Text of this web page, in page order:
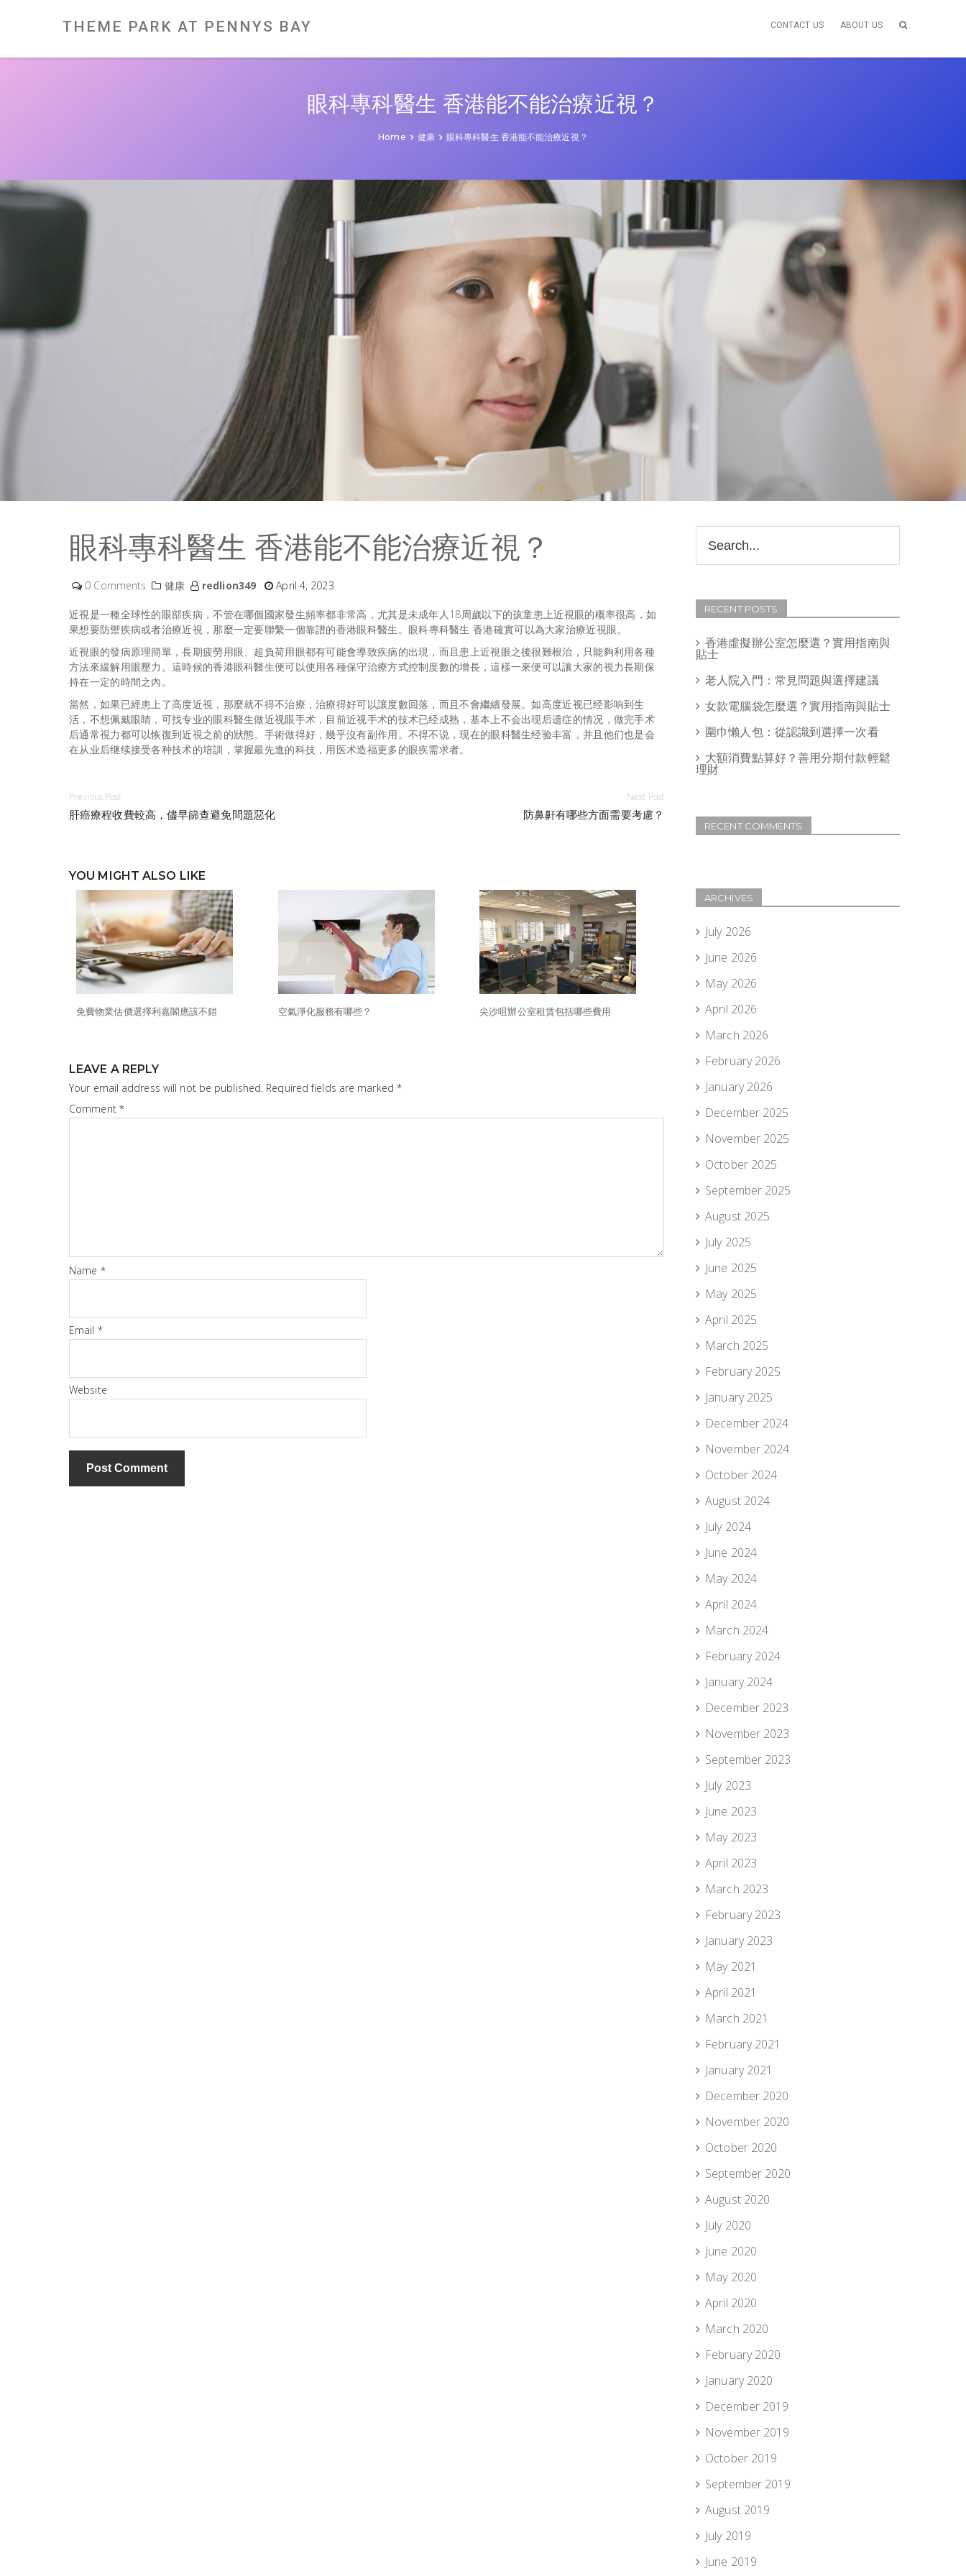
THEME PARK AT PENNYS BAY CONTACT US ABOUT US
眼科專科醫生 香港能不能治療近視？
Home 健康 眼科專科醫生 香港能不能治療近視？
眼科專科醫生 香港能不能治療近視？
0 Comments 健康 redlion349 April 4, 2023
近視是一種全球性的眼部疾病，不管在哪個國家發生頻率都非常高，尤其是未成年人18周歲以下的孩童患上近視眼的概率很高，如
果想要防禦疾病或者治療近視，那麼一定要聯繫一個靠譜的香港眼科醫生。 眼科專科醫生 香港確實可以為大家治療近視眼。
近視眼的發病原理簡單，長期疲勞用眼、超負荷用眼都有可能會導致疾病的出現，而且患上近視眼之後很難根治，只能夠利用各種
方法來緩解用眼壓力。這時候的香港眼科醫生便可以使用各種保守治療方式控制度數的增長，這樣一來便可以讓大家的視力長期保
持在一定的時間之內。
當然，如果已經患上了高度近視，那麼就不得不治療，治療得好可以讓度數回落，而且不會繼續發展。如高度近视已经影响到生
活，不想佩戴眼睛，可找专业的眼科醫生做近视眼手术，目前近视手术的技术已经成熟，基本上不会出现后遗症的情况，做完手术
后通常視力都可以恢復到近視之前的狀態。手術做得好，幾乎沒有副作用。不得不说，现在的眼科醫生经验丰富，并且他们也是会
在从业后继续接受各种技术的培訓，掌握最先進的科技，用医术造福更多的眼疾需求者。
Previous Post
肝癌療程收費較高，儘早篩查避免問題惡化
Next Post
防鼻鼾有哪些方面需要考慮？
YOU MIGHT ALSO LIKE
免費物業估價選擇利嘉閣應該不錯 空氣淨化服務有哪些？ 尖沙咀辦公室租賃包括哪些費用
LEAVE A REPLY
Your email address will not be published. Required fields are marked *
Comment *
Name *
Email *
Website
RECENT POSTS
香港虛擬辦公室怎麼選？實用指南與
貼士
老人院入門：常見問題與選擇建議
女款電腦袋怎麼選？實用指南與貼士
圍巾懶人包：從認識到選擇一次看
大額消費點算好？善用分期付款輕鬆
理財
RECENT COMMENTS
ARCHIVES
July 2026
June 2026
May 2026
April 2026
March 2026
February 2026
January 2026
December 2025
November 2025
October 2025
September 2025
August 2025
July 2025
June 2025
May 2025
April 2025
March 2025
February 2025
January 2025
December 2024
November 2024
October 2024
August 2024
July 2024
June 2024
May 2024
April 2024
March 2024
February 2024
January 2024
December 2023
November 2023
September 2023
July 2023
June 2023
May 2023
April 2023
March 2023
February 2023
January 2023
May 2021
April 2021
March 2021
February 2021
January 2021
December 2020
November 2020
October 2020
September 2020
August 2020
July 2020
June 2020
May 2020
April 2020
March 2020
February 2020
January 2020
December 2019
November 2019
October 2019
September 2019
August 2019
July 2019
June 2019